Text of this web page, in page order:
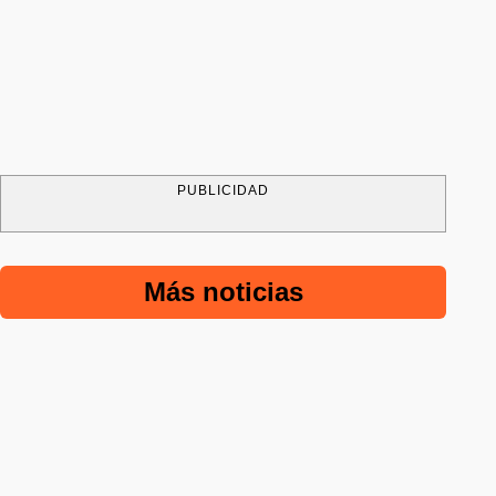
PUBLICIDAD
Más noticias